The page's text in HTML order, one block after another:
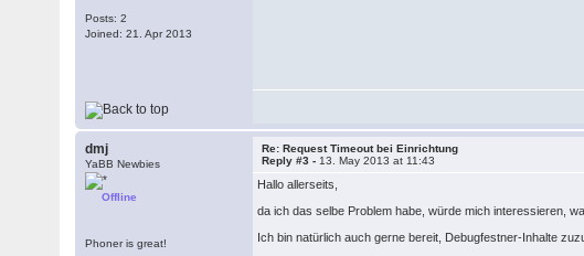
Posts: 2
Joined: 21. Apr 2013
dmj
YaBB Newbies
Offline
Phoner is great!
Re: Request Timeout bei Einrichtung
Reply #3 - 13. May 2013 at 11:43
Hallo allerseits,
da ich das selbe Problem habe, würde mich interessieren,
Ich bin natürlich auch gerne bereit, Debugfestner-Inhalte